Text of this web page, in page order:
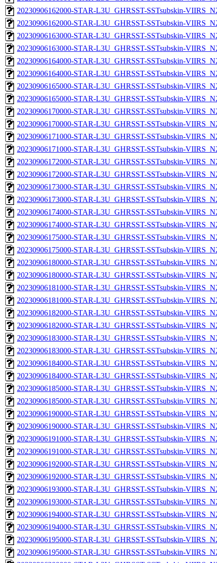
20230906162000-STAR-L3U_GHRSST-SSTsubskin-
20230906162000-STAR-L3U_GHRSST-SSTsubskin-
20230906163000-STAR-L3U_GHRSST-SSTsubskin-
20230906163000-STAR-L3U_GHRSST-SSTsubskin-
20230906164000-STAR-L3U_GHRSST-SSTsubskin-
20230906164000-STAR-L3U_GHRSST-SSTsubskin-
20230906165000-STAR-L3U_GHRSST-SSTsubskin-
20230906165000-STAR-L3U_GHRSST-SSTsubskin-
20230906170000-STAR-L3U_GHRSST-SSTsubskin-
20230906170000-STAR-L3U_GHRSST-SSTsubskin-
20230906171000-STAR-L3U_GHRSST-SSTsubskin-
20230906171000-STAR-L3U_GHRSST-SSTsubskin-
20230906172000-STAR-L3U_GHRSST-SSTsubskin-
20230906172000-STAR-L3U_GHRSST-SSTsubskin-
20230906173000-STAR-L3U_GHRSST-SSTsubskin-
20230906173000-STAR-L3U_GHRSST-SSTsubskin-
20230906174000-STAR-L3U_GHRSST-SSTsubskin-
20230906174000-STAR-L3U_GHRSST-SSTsubskin-
20230906175000-STAR-L3U_GHRSST-SSTsubskin-
20230906175000-STAR-L3U_GHRSST-SSTsubskin-
20230906180000-STAR-L3U_GHRSST-SSTsubskin-
20230906180000-STAR-L3U_GHRSST-SSTsubskin-
20230906181000-STAR-L3U_GHRSST-SSTsubskin-
20230906181000-STAR-L3U_GHRSST-SSTsubskin-
20230906182000-STAR-L3U_GHRSST-SSTsubskin-
20230906182000-STAR-L3U_GHRSST-SSTsubskin-
20230906183000-STAR-L3U_GHRSST-SSTsubskin-
20230906183000-STAR-L3U_GHRSST-SSTsubskin-
20230906184000-STAR-L3U_GHRSST-SSTsubskin-
20230906184000-STAR-L3U_GHRSST-SSTsubskin-
20230906185000-STAR-L3U_GHRSST-SSTsubskin-
20230906185000-STAR-L3U_GHRSST-SSTsubskin-
20230906190000-STAR-L3U_GHRSST-SSTsubskin-
20230906190000-STAR-L3U_GHRSST-SSTsubskin-
20230906191000-STAR-L3U_GHRSST-SSTsubskin-
20230906191000-STAR-L3U_GHRSST-SSTsubskin-
20230906192000-STAR-L3U_GHRSST-SSTsubskin-
20230906192000-STAR-L3U_GHRSST-SSTsubskin-
20230906193000-STAR-L3U_GHRSST-SSTsubskin-
20230906193000-STAR-L3U_GHRSST-SSTsubskin-
20230906194000-STAR-L3U_GHRSST-SSTsubskin-
20230906194000-STAR-L3U_GHRSST-SSTsubskin-
20230906195000-STAR-L3U_GHRSST-SSTsubskin-
20230906195000-STAR-L3U_GHRSST-SSTsubskin-